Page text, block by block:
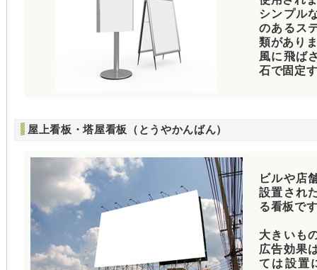
シンプル
のあるス
類があり
風に飛ば
石で固定
屋上看板・塔屋看板（とうやかんばん）
ビルや店
設置され
る看板で
大きいも
広告効果
ては設置